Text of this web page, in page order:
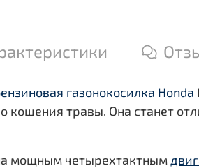
газонокосилка Honda
кошения травы. Она станет
мощным четырехтактным